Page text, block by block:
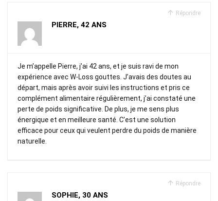
Répondre
PIERRE, 42 ANS
Je m’appelle Pierre, j’ai 42 ans, et je suis ravi de mon
expérience avec W-Loss gouttes. J’avais des doutes au
départ, mais après avoir suivi les instructions et pris ce
complément alimentaire régulièrement, j’ai constaté une
perte de poids significative. De plus, je me sens plus
énergique et en meilleure santé. C’est une solution
efficace pour ceux qui veulent perdre du poids de manière
naturelle.
Répondre
SOPHIE, 30 ANS